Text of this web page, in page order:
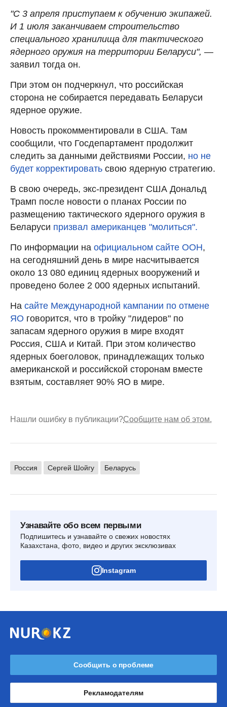
"С 3 апреля приступаем к обучению экипажей.
И 1 июля заканчиваем строительство
специального хранилища для тактического
ядерного оружия на территории Беларуси", —
заявил тогда он.
При этом он подчеркнул, что российская
сторона не собирается передавать Беларуси
ядерное оружие.
Новость прокомментировали в США. Там
сообщили, что Госдепартамент продолжит
следить за данными действиями России, но не
будет корректировать свою ядерную стратегию.
В свою очередь, экс-президент США Дональд
Трамп после новости о планах России по
размещению тактического ядерного оружия в
Беларуси призвал американцев "молиться".
По информации на официальном сайте ООН,
на сегодняшний день в мире насчитывается
около 13 080 единиц ядерных вооружений и
проведено более 2 000 ядерных испытаний.
На сайте Международной кампании по отмене
ЯО говорится, что в тройку "лидеров" по
запасам ядерного оружия в мире входят
Россия, США и Китай. При этом количество
ядерных боеголовок, принадлежащих только
американской и российской сторонам вместе
взятым, составляет 90% ЯО в мире.
Нашли ошибку в публикации?Сообщите нам об этом.
Россия Сергей Шойгу Беларусь
Узнавайте обо всем первыми
Подпишитесь и узнавайте о свежих новостях
Казахстана, фото, видео и других эксклюзивах
Instagram
Сообщить о проблеме
Рекламодателям